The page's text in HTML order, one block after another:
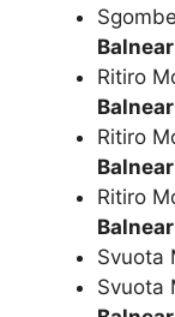
Ritiro
Ritiro
Ritiro
Svuota
Svuota